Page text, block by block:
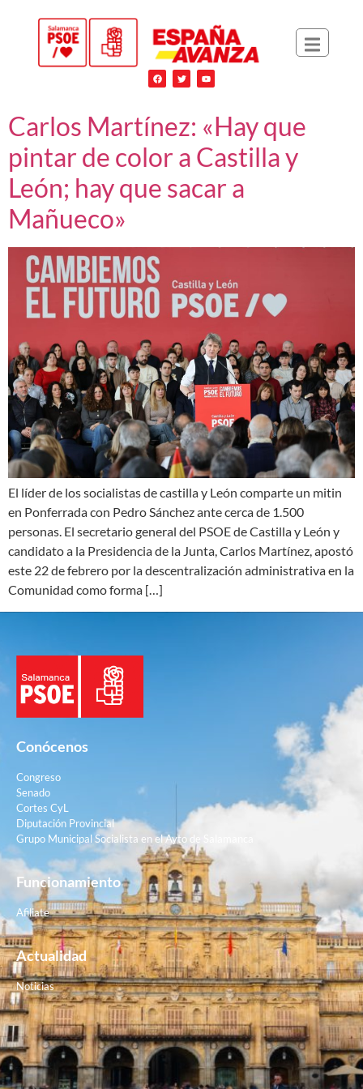
Carlos Martínez: «Hay que
pintar de color a Castilla y
León; hay que sacar a
Mañueco»
El líder de los socialistas de castilla y León comparte un mitin
en Ponferrada con Pedro Sánchez ante cerca de 1.500
personas. El secretario general del PSOE de Castilla y León y
candidato a la Presidencia de la Junta, Carlos Martínez, apostó
este 22 de febrero por la descentralización administrativa en la
Comunidad como forma […]
Conócenos
Congreso
Senado
Cortes CyL
Diputación Provincial
Grupo Municipal Socialista en el Ayto de Salamanca
Funcionamiento
Afiliate
Actualidad
Noticias